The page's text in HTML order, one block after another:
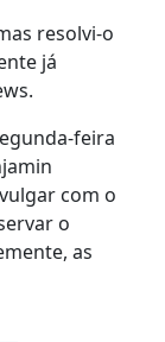
resolvi-o
já
feira
com o
o
as